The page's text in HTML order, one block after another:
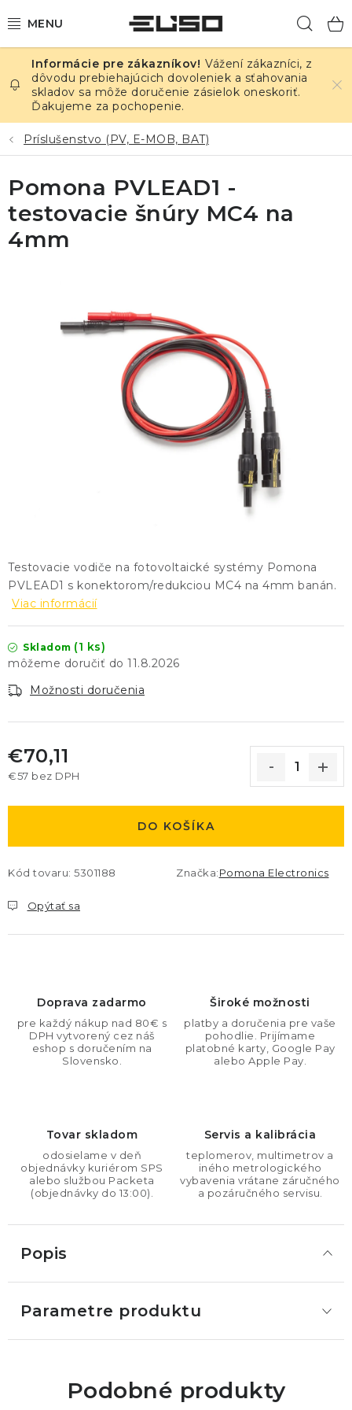
na
ELEKTRINA
TEPLOTA A VLHKOSŤ
TLAK A ÚNIKY
ZÁZNAMNÍKY
KALIBRÁCIA
Slovník pojmov
Vážení zákazníci, z
dôvodu prebiehajúcich dovoleniek a sťahovania
skladov sa môže doručenie zásielok oneskoriť.
Ďakujeme za pochopenie.
Príslušenstvo (PV, E-MOB, BAT)
Testovacie vodiče na fotovoltaické systémy Pomona
PVLEAD1 s konektorom/redukciou MC4 na 4mm banán.
Viac informácií
Skladom (1 ks)
11.8.2026
Možnosti doručenia
€70,11
€57 bez DPH
DO KOŠÍKA
Kód tovaru: 5301188 Značka:Pomona Electronics
Opýtať sa
Pomona PVLEAD1 -
testovacie šnúry MC4 na
4mm
Doprava zadarmo
pre každý nákup nad 80€ s
DPH vytvorený cez náš
eshop s doručením na
Slovensko.
Široké možnosti
platby a doručenia pre vaše
pohodlie. Prijímame
platobné karty, Google Pay
alebo Apple Pay.
Tovar skladom
odosielame v deň
objednávky kuriérom SPS
alebo službou Packeta
(objednávky do 13:00).
Servis a kalibrácia
teplomerov, multimetrov a
iného metrologického
vybavenia vrátane záručného
a pozáručného servisu.
Popis
Parametre produktu
Podobné produkty